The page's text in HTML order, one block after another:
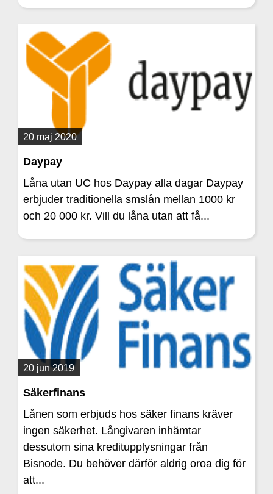
20 maj 2020
Daypay
Låna utan UC hos Daypay alla dagar Daypay
erbjuder traditionella smslån mellan 1000 kr
och 20 000 kr. Vill du låna utan att få...
20 jun 2019
Säkerfinans
Lånen som erbjuds hos säker finans kräver
ingen säkerhet. Långivaren inhämtar
dessutom sina kreditupplysningar från
Bisnode. Du behöver därför aldrig oroa dig för
att...